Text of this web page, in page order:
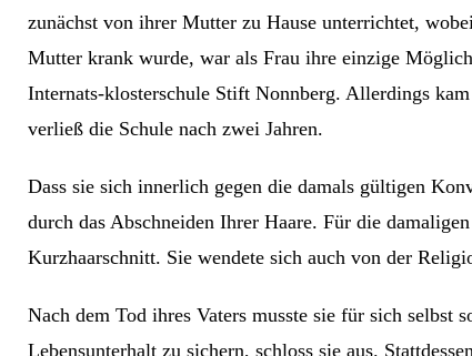
zunächst von ihrer Mutter zu Hause unterrichtet,
Mutter krank wurde, war als Frau ihre einzige
Internats-klosterschule Stift Nonnberg. Allerdings
verließ die Schule nach zwei Jahren.
Dass sie sich innerlich gegen die damals gültigen
durch das Abschneiden Ihrer Haare. Für die
Kurzhaarschnitt. Sie wendete sich auch von der
Nach dem Tod ihres Vaters musste sie für sich selbst
Lebensunterhalt zu sichern, schloss sie aus.